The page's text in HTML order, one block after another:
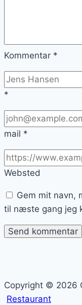
Kommentar *
*
mail *
Websted
Gem mit navn,
til næste gang jeg
Copyright ©
Restaurant